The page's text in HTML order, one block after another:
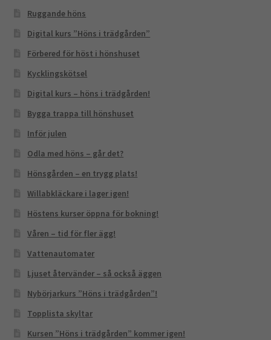
Ruggande höns
Digital kurs ”Höns i trädgården”
Förbered för höst i hönshuset
Kycklingskötsel
Digital kurs – höns i trädgården!
Bygga trappa till hönshuset
Inför julen
Odla med höns – går det?
Hönsgården – en trygg plats!
Willabkläckare i lager igen!
Höstens kurser öppna för bokning!
Våren – tid för fler ägg!
Vattenautomater
Ljuset återvänder – så också äggen
Nybörjarkurs ”Höns i trädgården”!
Topplista skyltar
Kursen ”Höns i trädgården” kommer igen!